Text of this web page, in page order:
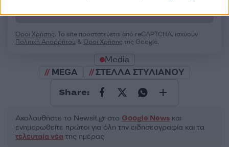
Όροι Χρήσης. Το site προστατεύεται από reCAPTCHA, ισχύουν
Πολιτική Απορρήτου &Όροι Χρήσης της Google.
Media
MEGA
ΣΤΕΛΛΑ ΣΤΥΛΙΑΝΟΥ
Share:
Ακολουθήστε το Νewsit.gr στο Google News και
ενημερωθείτε πρώτοι για όλη την ειδησεογραφία και τα
τελευταία νέα της ημέρας